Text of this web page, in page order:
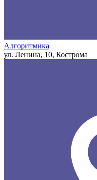
Алгоритмика
ул. Ленина, 10, Кострома